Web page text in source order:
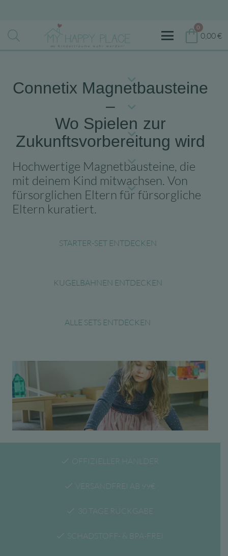
0
0,00€
Connetix Magnetbausteine
–
Wo Spielen zur
Zukunftsvorbereitung wird
Hochwertige Magnetbausteine, die
mit deinem Kind mitwachsen. Von
fürsorglichen Eltern für fürsorgliche
Eltern kuratiert.
STARTER-SET ENTDECKEN
KUGELBAHNEN ENTDECKEN
ALLE SETS ENTDECKEN
OFFIZIELLER HÄNLDER
VERSANDFREI AB 99€
30 TAGE RÜCKGABE
SCHADSTOFF- & BPA-FREI